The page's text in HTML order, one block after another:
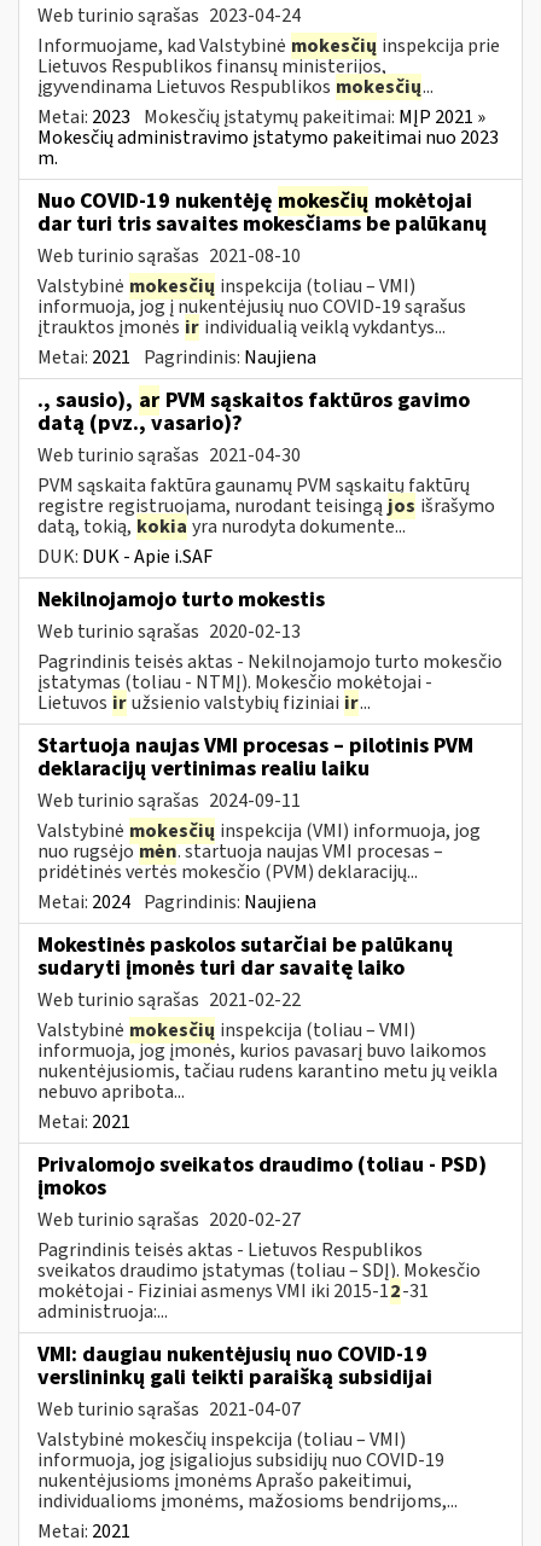
Web turinio sąrašas 2023-04-24
Informuojame, kad Valstybinė mokesčių inspekcija prie
Lietuvos Respublikos finansų ministerijos,
įgyvendinama Lietuvos Respublikos mokesčių...
Metai: 2023 Mokesčių įstatymų pakeitimai: MĮP 2021 »
Mokesčių administravimo įstatymo pakeitimai nuo 2023
m.
Nuo COVID-19 nukentėję mokesčių mokėtojai
dar turi tris savaites mokesčiams be palūkanų
Web turinio sąrašas 2021-08-10
Valstybinė mokesčių inspekcija (toliau – VMI)
informuoja, jog į nukentėjusių nuo COVID-19 sąrašus
įtrauktos įmonės ir individualią veiklą vykdantys...
Metai: 2021 Pagrindinis: Naujiena
., sausio), ar PVM sąskaitos faktūros gavimo
datą (pvz., vasario)?
Web turinio sąrašas 2021-04-30
PVM sąskaita faktūra gaunamų PVM sąskaitų faktūrų
registre registruojama, nurodant teisingą jos išrašymo
datą, tokią, kokia yra nurodyta dokumente...
DUK: DUK - Apie i.SAF
Nekilnojamojo turto mokestis
Web turinio sąrašas 2020-02-13
Pagrindinis teisės aktas - Nekilnojamojo turto mokesčio
įstatymas (toliau - NTMĮ). Mokesčio mokėtojai -
Lietuvos iružsienio valstybių fiziniai ir...
Startuoja naujas VMI procesas – pilotinis PVM
deklaracijų vertinimas realiu laiku
Web turinio sąrašas 2024-09-11
Valstybinė mokesčių inspekcija (VMI) informuoja, jog
nuo rugsėjomėn. startuoja naujas VMI procesas –
pridėtinės vertės mokesčio (PVM) deklaracijų...
Metai: 2024 Pagrindinis: Naujiena
Mokestinės paskolos sutarčiai be palūkanų
sudaryti įmonės turi dar savaitę laiko
Web turinio sąrašas 2021-02-22
Valstybinė mokesčių inspekcija (toliau – VMI)
informuoja, jog įmonės, kurios pavasarį buvo laikomos
nukentėjusiomis, tačiau rudens karantino metu jų veikla
nebuvo apribota...
Metai: 2021
Privalomojo sveikatos draudimo (toliau - PSD)
įmokos
Web turinio sąrašas 2020-02-27
Pagrindinis teisės aktas - Lietuvos Respublikos
sveikatos draudimo įstatymas (toliau – SDĮ). Mokesčio
mokėtojai - Fiziniai asmenys VMI iki 2015-12-31
administruoja:...
VMI: daugiau nukentėjusių nuo COVID-19
verslininkų gali teikti paraišką subsidijai
Web turinio sąrašas 2021-04-07
Valstybinė mokesčių inspekcija (toliau – VMI)
informuoja, jog įsigaliojus subsidijų nuo COVID-19
nukentėjusioms įmonėms Aprašo pakeitimui,
individualioms įmonėms, mažosioms bendrijoms,...
Metai: 2021